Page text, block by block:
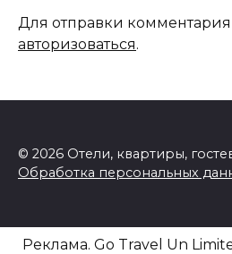
Для отправки
авторизоваться.
© 2026 Отели, квартиры,
Обработка персональных
Реклама. Go Travel Un